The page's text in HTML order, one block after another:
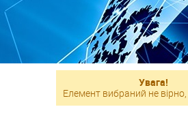
Увага!
Елемент вибраний не вірно,